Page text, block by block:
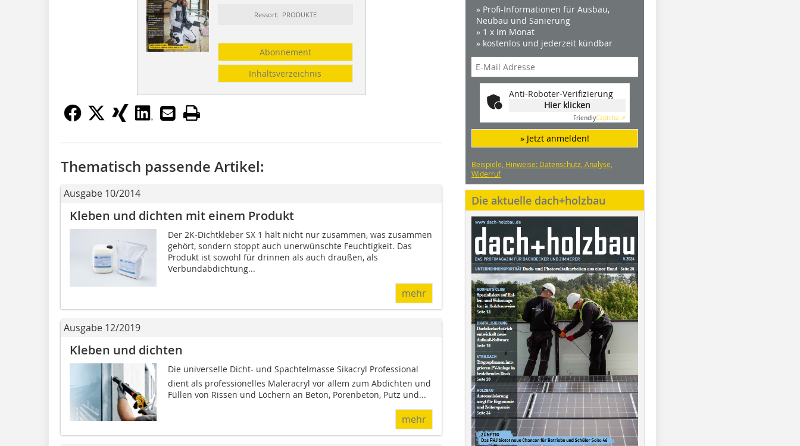
Ressort: PRODUKTE
Abonnement
Inhaltsverzeichnis
Thematisch passende Artikel:
Ausgabe 10/2014
Kleben und dichten mit einem Produkt
Der 2K-Dichtkleber SX 1 hält nicht nur zusammen, was zusammen
gehört, sondern stoppt auch unerwünschte Feuchtigkeit. Das
Produkt ist sowohl für drinnen als auch draußen, als
Verbundabdichtung...
mehr
Ausgabe 12/2019
Kleben und dichten
Die universelle Dicht- und Spachtelmasse Sikacryl Professional
dient als professionelles Maleracryl vor allem zum Abdichten und
Füllen von Rissen und Löchern an Beton, Porenbeton, Putz und...
mehr
» Profi-Informationen für Ausbau,
Neubau und Sanierung
» 1 x im Monat
» kostenlos und jederzeit kündbar
Anti-Roboter-Verifizierung
Hier klicken
FriendlyCaptcha ⇗
» Jetzt anmelden!
Beispiele, Hinweise: Datenschutz, Analyse,
Widerruf
Die aktuelle dach+holzbau